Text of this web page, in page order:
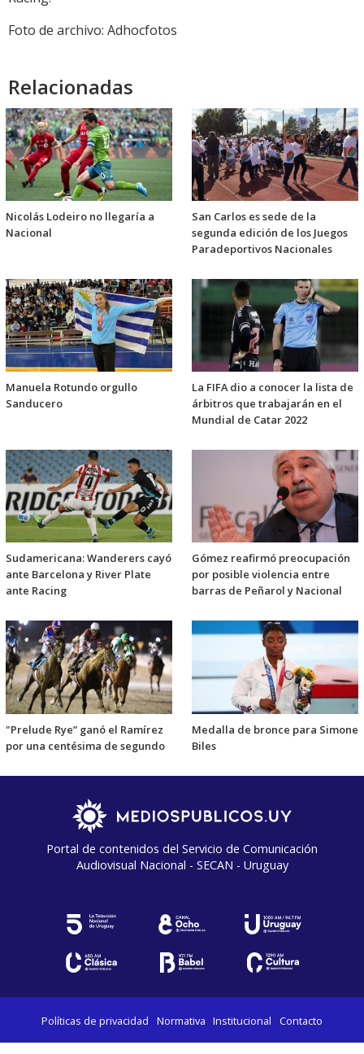
Foto de archivo: Adhocfotos
Relacionadas
Nicolás Lodeiro no llegaría a
Nacional
San Carlos es sede de la
segunda edición de los Juegos
Paradeportivos Nacionales
Manuela Rotundo orgullo
Sanducero
La FIFA dio a conocer la lista de
árbitros que trabajarán en el
Mundial de Catar 2022
Sudamericana: Wanderers cayó
ante Barcelona y River Plate
ante Racing
Gómez reafirmó preocupación
por posible violencia entre
barras de Peñarol y Nacional
"Prelude Rye” ganó el Ramírez
por una centésima de segundo
Medalla de bronce para Simone
Biles
Portal de contenidos del Servicio de Comunicación
Audiovisual Nacional - SECAN - Uruguay
Políticas de privacidad Normativa Institucional Contacto